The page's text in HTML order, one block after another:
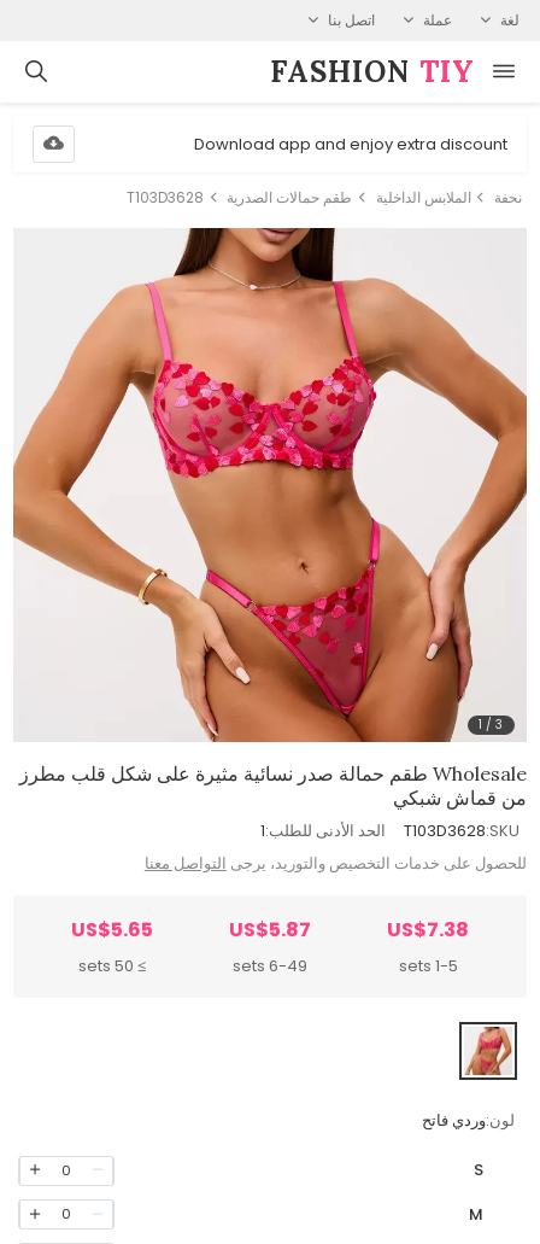
لغة عملة اتصل بنا
FASHION⁠ TIY
Download app and enjoy extra discount
نحفة الملابس الداخلية طقم حمالات الصدرية T103D3628
1 /3
Wholesale طقم حمالة صدر نسائية مثيرة على شكل قلب مطرز
من قماش شبكي
SKU:
T103D3628 الحد الأدنى للطلب:1
للحصول على خدمات التخصيص والتوريد، يرجى التواصل معنا
US$7.38
1-5 sets
US$5.87
6-49 sets
US$5.65
≥ 50 sets
لون:وردي فاتح
S
0
M
0